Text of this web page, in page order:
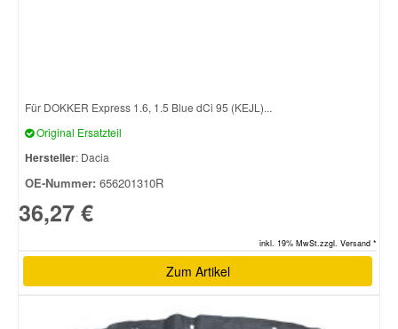
Für DOKKER Express 1.6, 1.5 Blue dCi 95 (KEJL)...
Original Ersatzteil
Hersteller: Dacia
OE-Nummer: 656201310R
36,27 €
inkl. 19% MwSt.zzgl. Versand *
Zum Artikel